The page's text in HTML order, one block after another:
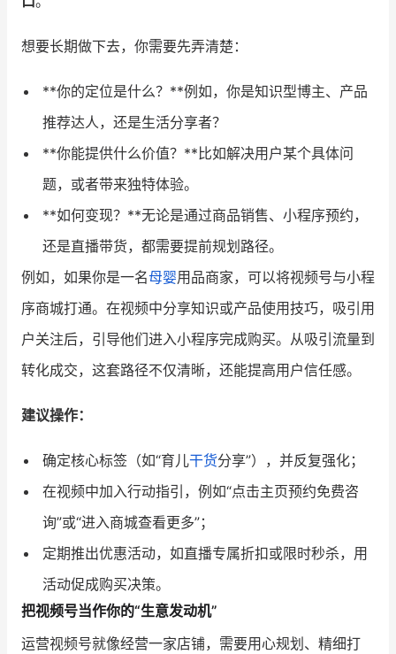
想要长期做下去，你需要先弄清楚：
**你的定位是什么？**例如，你是知识型博主、产品
推荐达人，还是生活分享者？
**你能提供什么价值？**比如解决用户某个具体问
题，或者带来独特体验。
**如何变现？**无论是通过商品销售、小程序预约，
还是直播带货，都需要提前规划路径。
例如，如果你是一名母婴用品商家，可以将视频号与小程
序商城打通。在视频中分享知识或产品使用技巧，吸引用
户关注后，引导他们进入小程序完成购买。从吸引流量到
转化成交，这套路径不仅清晰，还能提高用户信任感。
建议操作：
确定核心标签（如“育儿干货分享”），并反复强化；
在视频中加入行动指引，例如“点击主页预约免费咨
询”或“进入商城查看更多”；
定期推出优惠活动，如直播专属折扣或限时秒杀，用
活动促成购买决策。
把视频号当作你的“生意发动机”
运营视频号就像经营一家店铺，需要用心规划、精细打